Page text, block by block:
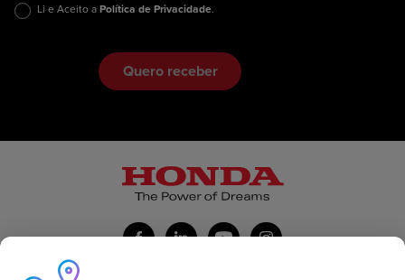
Li e Aceito a Política de Privacidade.